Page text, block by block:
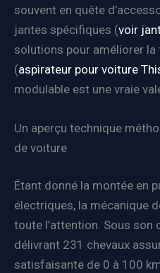
souvent en quête
jantes spécifiques (voir
solutions pour améliorer
(aspirateur pour voiture
modulable est une vraie
Un aperçu technique
de voiture
Étant donné la montée en
électriques, la mécanique
toute l’attention. Sous son
délivrant 231 chevaux
satisfaisante de 0 à 100